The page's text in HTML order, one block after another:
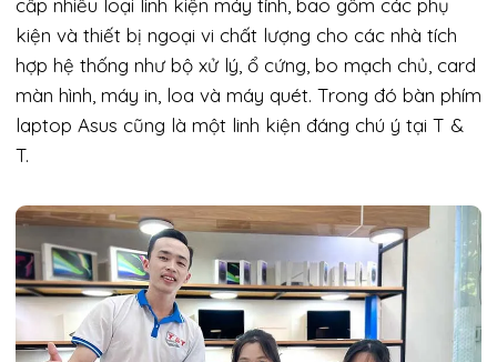
kiện và thiết bị ngoại vi chất lượng cho các nhà tích
hợp hệ thống như bộ xử lý, ổ cứng, bo mạch chủ, card
màn hình, máy in, loa và máy quét. Trong đó bàn phím
laptop Asus cũng là một linh kiện đáng chú ý tại T &
T.